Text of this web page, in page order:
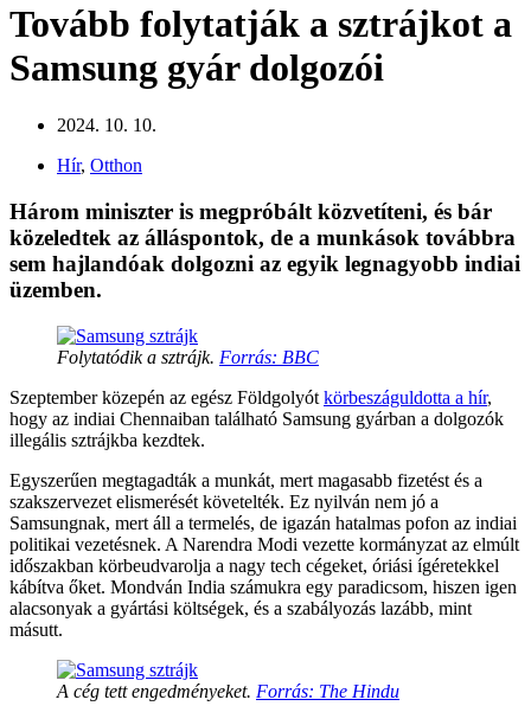
Tovább folytatják a sztrájkot a
Samsung gyár dolgozói
2024. 10. 10.
Hír, Otthon
Három miniszter is megpróbált közvetíteni, és bár
közeledtek az álláspontok, de a munkások továbbra
sem hajlandóak dolgozni az egyik legnagyobb indiai
üzemben.
Folytatódik a sztrájk. Forrás: BBC
Szeptember közepén az egész Földgolyót körbeszáguldotta a hír,
hogy az indiai Chennaiban található Samsung gyárban a dolgozók
illegális sztrájkba kezdtek.
Egyszerűen megtagadták a munkát, mert magasabb fizetést és a
szakszervezet elismerését követelték. Ez nyilván nem jó a
Samsungnak, mert áll a termelés, de igazán hatalmas pofon az indiai
politikai vezetésnek. A Narendra Modi vezette kormányzat az elmúlt
időszakban körbeudvarolja a nagy tech cégeket, óriási ígéretekkel
kábítva őket. Mondván India számukra egy paradicsom, hiszen igen
alacsonyak a gyártási költségek, és a szabályozás lazább, mint
másutt.
A cég tett engedményeket. Forrás: The Hindu